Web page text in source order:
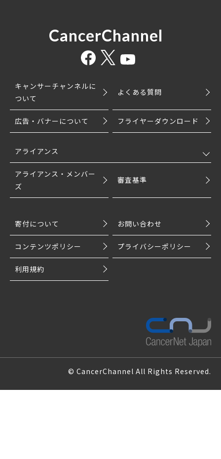
CancerChannel
キャンサーチャンネルに
ついて
よくある質問
広告・バナーについて フライヤーダウンロード
アライアンス
アライアンス・メンバー
ズ
審査基準
寄付について お問い合わせ
コンテンツポリシー プライバシーポリシー
利用規約
© CancerChannel All Rights Reserved.